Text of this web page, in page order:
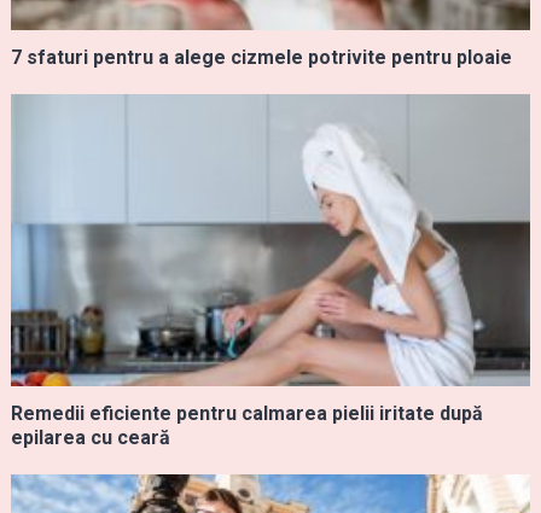
7 sfaturi pentru a alege cizmele potrivite pentru ploaie
Remedii eficiente pentru calmarea pielii iritate după
epilarea cu ceară